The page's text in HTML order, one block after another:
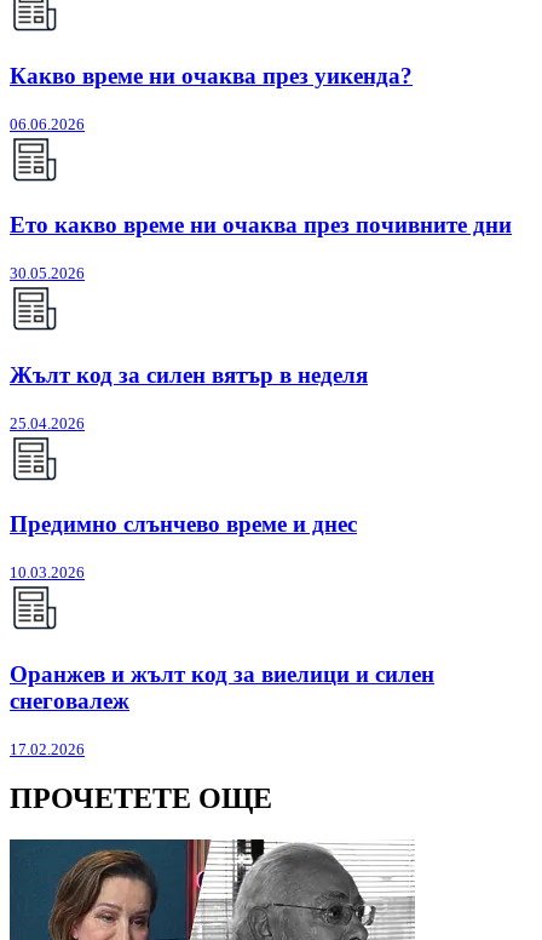
Какво време ни очаква през уикенда?
06.06.2026
Ето какво време ни очаква през почивните дни
30.05.2026
Жълт код за силен вятър в неделя
25.04.2026
Предимно слънчево време и днес
10.03.2026
Оранжев и жълт код за виелици и силен
снеговалеж
17.02.2026
ПРОЧЕТЕТЕ ОЩЕ